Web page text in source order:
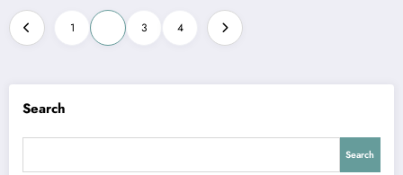
Posts
pagination
1 3 4
Search
Search